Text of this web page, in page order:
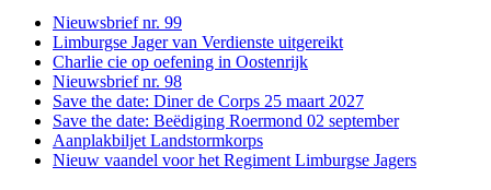
Nieuwsbrief nr. 99
Limburgse Jager van Verdienste uitgereikt
Charlie cie op oefening in Oostenrijk
Nieuwsbrief nr. 98
Save the date: Diner de Corps 25 maart 2027
Save the date: Beëdiging Roermond 02 september
Aanplakbiljet Landstormkorps
Nieuw vaandel voor het Regiment Limburgse Jagers